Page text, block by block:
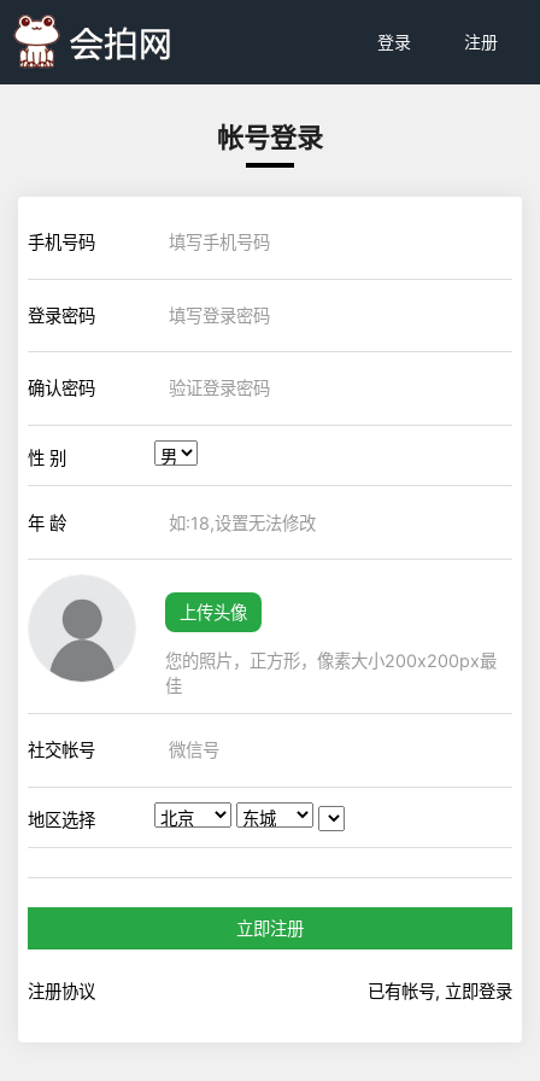
登录 注册
帐号登录
手机号码
登录密码
确认密码
性 别
年 龄
上传头像
您的照片，正方形，像素大小200x200px最
佳
社交帐号
地区选择
立即注册
注册协议 已有帐号, 立即登录